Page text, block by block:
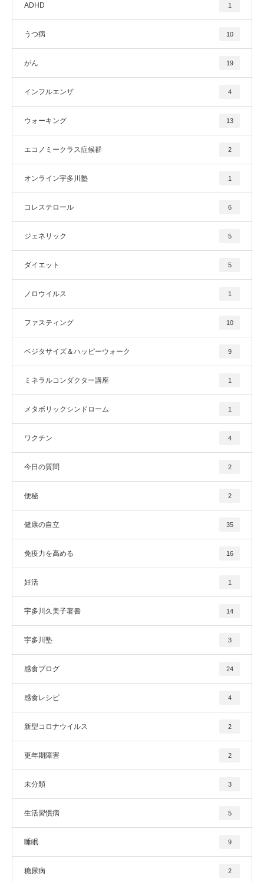
ADHD 1
うつ病 10
がん 19
インフルエンザ 4
ウォーキング 13
エコノミークラス症候群 2
オンライン宇多川塾 1
コレステロール 6
ジェネリック 5
ダイエット 5
ノロウイルス 1
ファスティング 10
ベジタサイズ＆ハッピーウォーク 9
ミネラルコンダクター講座 1
メタボリックシンドローム 1
ワクチン 4
今日の質問 2
便秘 2
健康の自立 35
免疫力を高める 16
妊活 1
宇多川久美子著書 14
宇多川塾 3
感食ブログ 24
感食レシピ 4
新型コロナウイルス 2
更年期障害 2
未分類 3
生活習慣病 5
睡眠 9
糖尿病 2